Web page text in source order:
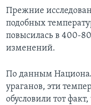
Прежние
подобных
повысилась в 400-
изменений.
По данным
ураганов, эти
обусловили тот